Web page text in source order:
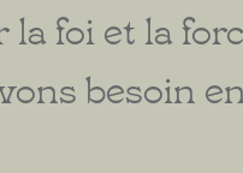
la foi et la
besoin